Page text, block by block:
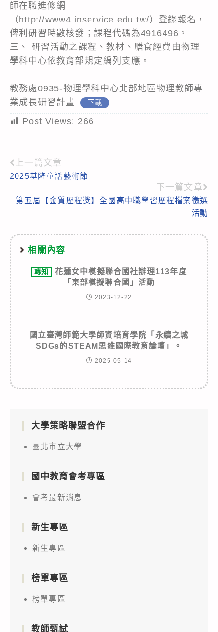
師在職進修網
（http://www4.inservice.edu.tw/）登錄報名，
俾利研習時數核發；課程代碼為4916496。
三、 研習活動之課程、教材、膳食經費由物理
學科中心依教育部規定編列支應。
教務處0935-物理學科中心北部地區物理教師專
業成長研習計畫
下載
Post Views: 266
Read
more
articles
上一篇文章
2025基隆童話藝術節
下一篇文章
第五屆【金質歷程獎】全國高中職學習歷程檔案徵選
活動
相關內容
轉知
花蓮女中模擬聯合國社辦理113年度
「東部模擬聯合國」活動
2023-12-22
國立臺灣師範大學師資培育學院「永續之城
SDGs的STEAM思維國際教育論壇」。
2025-05-14
大學策略聯盟合作
臺北市立大學
國中教育會考專區
會考最新消息
新生專區
新生專區
榜單專區
榜單專區
教師甄試